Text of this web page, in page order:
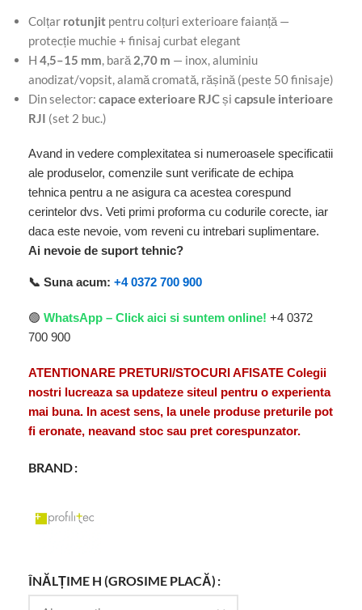
Colțar rotunjit pentru colțuri exterioare faianță —
protecție muchie + finisaj curbat elegant
H 4,5–15 mm, bară 2,70 m — inox, aluminiu
anodizat/vopsit, alamă cromată, rășină (peste 50 finisaje)
Din selector: capace exterioare RJCși capsule interioare
RJI (set 2 buc.)
Avand in vedere complexitatea si numeroasele specificatii
ale produselor, comenzile sunt verificate de echipa
tehnica pentru a ne asigura ca acestea corespund
cerintelor dvs. Veti primi proforma cu codurile corecte, iar
daca este nevoie, vom reveni cu intrebari suplimentare.
Ai nevoie de suport tehnic?
📞 Suna acum: +4 0372 700 900
🟢 WhatsApp – Click aici si suntem online! +4 0372
700 900
ATENTIONARE PRETURI/STOCURI AFISATE Colegii
nostri lucreaza sa updateze siteul pentru o experienta
mai buna. In acest sens, la unele produse preturile pot
fi eronate, neavand stoc sau pret corespunzator.
BRAND
ÎNĂLȚIME H (GROSIME PLACĂ)